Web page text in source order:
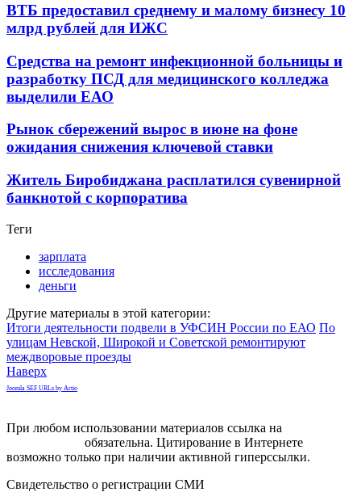
ВТБ предоставил среднему и малому бизнесу 10
млрд рублей для ИЖС
Средства на ремонт инфекционной больницы и
разработку ПСД для медицинского колледжа
выделили ЕАО
Рынок сбережений вырос в июне на фоне
ожидания снижения ключевой ставки
Житель Биробиджана расплатился сувенирной
банкнотой с корпоратива
Теги
зарплата
исследования
деньги
Другие материалы в этой категории:
Итоги деятельности подвели в УФСИН России по ЕАО По
улицам Невской, Широкой и Советской ремонтируют
междворовые проезды
Наверх
Joomla SEF URLs by Artio
При любом использовании материалов ссылка на
обязательна. Цитирование в Интернете
возможно только при наличии активной гиперссылки.
Свидетельство о регистрации СМИ